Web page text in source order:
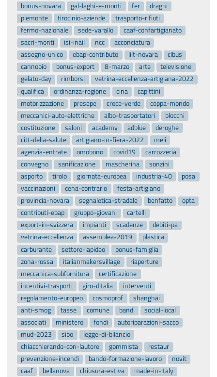
bonus-novara
gal-laghi-e-monti fer
draghi
piemonte
tirocinio-aziende
trasporto-rifiuti
fermo-nazionale
sede-varallo
caaf-confartigianato
sacri-monti
isi-inail ncc
acconciatura
assegno-unico
ebap-contributo lilt-novara
cibus
cannobio
bonus-export 8-marzo arte
televisione
gelato-day
rimborsi
vetrina-eccellenza-artigiana-2022
qualifica
ordinanza-regione cina
capittini
motorizzazione
presepe croce-verde
coppa-mondo
meccanici-auto-elettriche
albo-trasportatori
blocchi
costituzione
saloni academy adblue
deroghe
citt-della-salute
artigiano-in-fiera-2022
meli
agenzia-entrate
omobono covid19
carrozzeria
convegno
sanificazione mascherina
sonzini
asporto
tirolo giornata-europea industria-40
posa
vaccinazioni
cena-contrario
festa-artigiano
provincia-novara
segnaletica-stradale benfatto
opta
contributi-ebap
gruppo-giovani
cartelli
export-in-svizzera
impianti scadenze
debiti-pa
vetrina-eccellenza
assemblea-2019
plastica
carburante
settore-lapideo
bonus-famiglia
zona-rossa
italianmakersvillage
riaperture
meccanica-subfornitura
certificazione
incentivi-trasporti
giro-ditalia
interventi
regolamento-europeo
cosmoprof
shanghai
anti-smog
tasse comune bandi
social-local
associati
ministero fondi
autoriparazioni-sacco
mud-2023
sibo
legge-di-bilancio
chiacchierando-con-lautore
gommista
restaur
prevenzione-incendi
bando-formazione-lavoro
novit
caaf
bellanova chiusura-estiva made-in-italy